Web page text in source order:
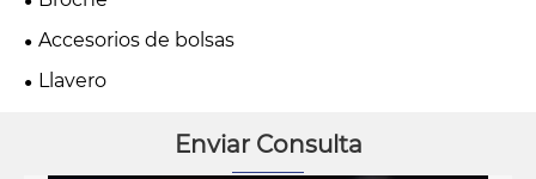
Accesorios de bolsas
Llavero
Enviar Consulta